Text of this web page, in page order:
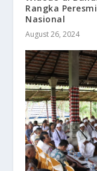
Rangka
Nasional
August 26, 2024